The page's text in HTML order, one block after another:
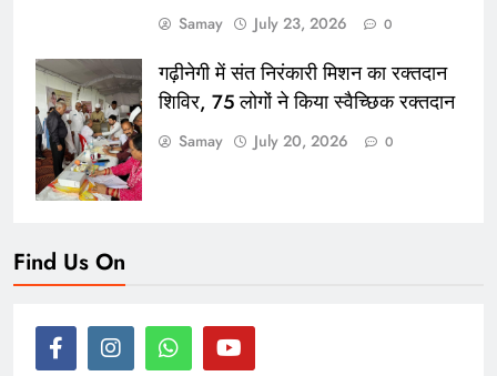
Samay July 23, 2026 0
गढ़ीनेगी में संत निरंकारी मिशन का रक्तदान
शिविर, 75 लोगों ने किया स्वैच्छिक रक्तदान
Samay July 20, 2026 0
Find Us On